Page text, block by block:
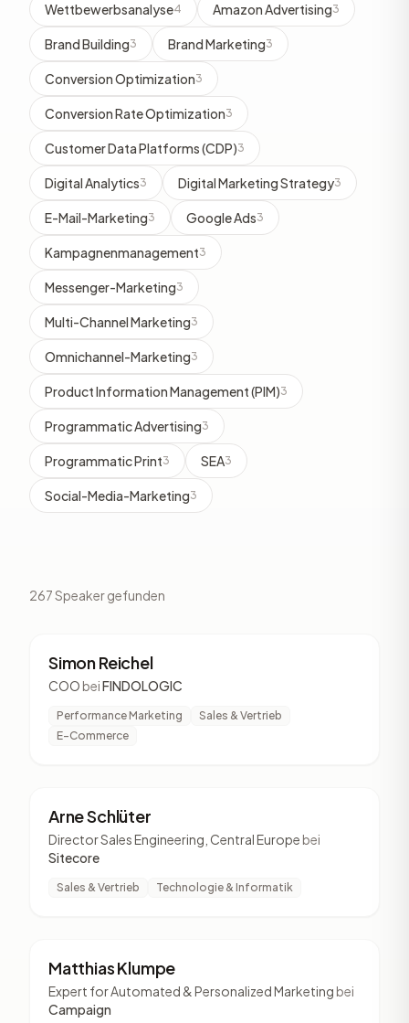
Wettbewerbsanalyse4 Amazon Advertising3
Brand Building3 Brand Marketing3
Conversion Optimization3
Conversion Rate Optimization3
Customer Data Platforms (CDP)3
Digital Analytics3 Digital Marketing Strategy3
E-Mail-Marketing3 Google Ads3
Kampagnenmanagement3
Messenger-Marketing3
Multi-Channel Marketing3
Omnichannel-Marketing3
Product Information Management (PIM)3
Programmatic Advertising3
Programmatic Print3 SEA3
Social-Media-Marketing3
267 Speaker gefunden
SR
Simon Reichel
COO beiFINDOLOGIC
Performance Marketing
Sales & Vertrieb
E-Commerce
AS
Arne Schlüter
Director Sales Engineering, Central Europe bei
Sitecore
Sales & Vertrieb Technologie & Informatik
MK
Matthias Klumpe
Expert for Automated & Personalized Marketing bei
Campaign